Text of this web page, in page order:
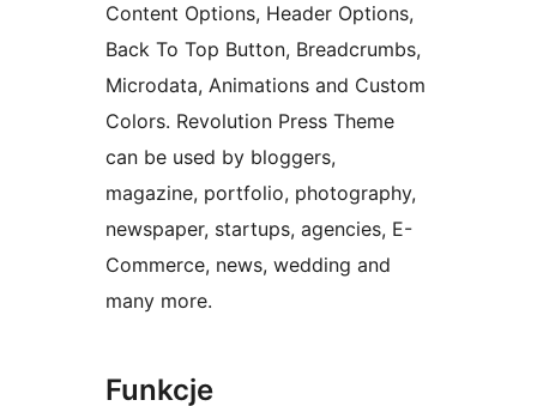
Content Options, Header Options,
Back To Top Button, Breadcrumbs,
Microdata, Animations and Custom
Colors. Revolution Press Theme
can be used by bloggers,
magazine, portfolio, photography,
newspaper, startups, agencies, E-
Commerce, news, wedding and
many more.
Funkcje